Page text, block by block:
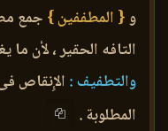
و{ المطففين }جمع
التافه الحقير ، لأن
والتطفيف : الإِنقاص
المطلوبة .